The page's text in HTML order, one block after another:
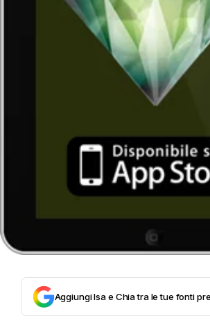
Aggiungi Isa e Chia tra le tue fonti